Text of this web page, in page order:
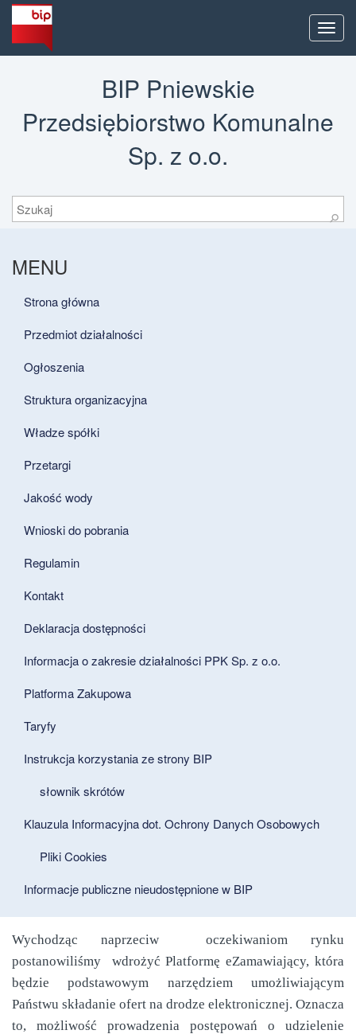
Menu
BIP Pniewskie
Przedsiębiorstwo Komunalne
Sp. z o.o.
Szukaj
⚲
MENU
Strona główna
Przedmiot działalności
Ogłoszenia
Struktura organizacyjna
Władze spółki
Przetargi
Jakość wody
Wnioski do pobrania
Regulamin
Kontakt
Deklaracja dostępności
Informacja o zakresie działalności PPK Sp. z o.o.
Platforma Zakupowa
Taryfy
Instrukcja korzystania ze strony BIP
słownik skrótów
Klauzula Informacyjna dot. Ochrony Danych Osobowych
Pliki Cookies
Informacje publiczne nieudostępnione w BIP
Wychodząc naprzeciw oczekiwaniom rynku
postanowiliśmy wdrożyć Platformę eZamawiający, która
będzie podstawowym narzędziem umożliwiającym
Państwu składanie ofert na drodze elektronicznej. Oznacza
to, możliwość prowadzenia postępowań o udzielenie